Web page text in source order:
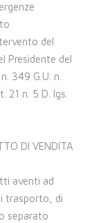
del
Presidente del
349 G.U. n.
21 n. 5 D. lgs.
DI VENDITA
aventi ad
trasporto, di
separato